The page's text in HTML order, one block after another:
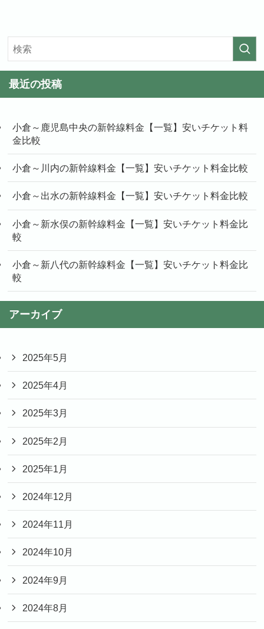
最近の投稿
小倉～鹿児島中央の新幹線料金【一覧】安いチケット料
金比較
小倉～川内の新幹線料金【一覧】安いチケット料金比較
小倉～出水の新幹線料金【一覧】安いチケット料金比較
小倉～新水俣の新幹線料金【一覧】安いチケット料金比
較
小倉～新八代の新幹線料金【一覧】安いチケット料金比
較
アーカイブ
2025年5月
2025年4月
2025年3月
2025年2月
2025年1月
2024年12月
2024年11月
2024年10月
2024年9月
2024年8月